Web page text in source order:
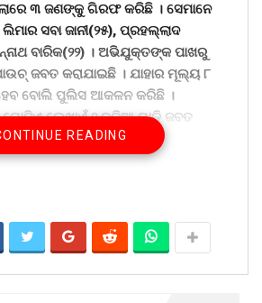
୩ ଜଣଙ୍କୁ ଗିରଫ କରିଛି । ସେମାନେ
ସବା ଜାନୀ(୨୫), ପ୍ରହଲ୍ଲାଦ
ବାରିକ(୨୨) । ଅଭିଯୁକ୍ତଙ୍କ ପାଖରୁ
ଜବତ କରାଯାଇଛି । ଯାହାର ମୂଲ୍ୟ ୮
ବୋଲି ପୁଲିସ ଆକଳନ କରିଛି ।
ଲେଖାଏଁ ୨ ଚକିଆ ଗାଡ଼ି ଜବତ
କୋର୍ଟ ଚାଲାଣ କରାଯାଇଥିବା ଆଇଆଇସି
।
୧୦ ବି-୧୯୩୯)ରେ ମଦ ବୋଝେଇ କରି
ଗାଡ଼ିରୁ ୪୨ ଲିଟର(୩୦୦
ବାଇକ୍(ଓଡି ୧୦ ଏଚ-୩୭୪୪)ରେ ସବା
READING